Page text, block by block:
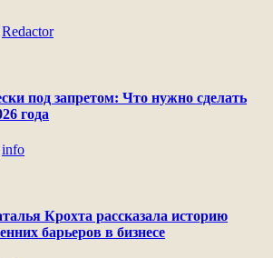
Redactor
под запретом: Что нужно сделать
года
info
Крохта рассказала историю
барьеров в бизнесе